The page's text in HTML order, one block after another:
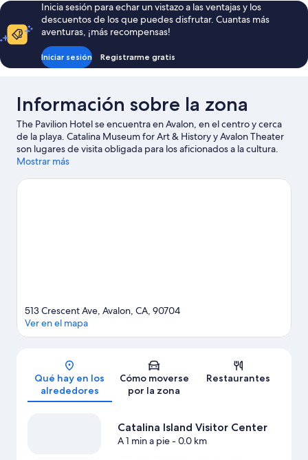
Inicia sesión para echar un vistazo a las ventajas y los
descuentos de los que puedes disfrutar. Cuantas más
aventuras, ¡más recompensas!
Iniciar sesión Registrarme gratis
Información sobre la zona
The Pavilion Hotel se encuentra en Avalon, en el centro y cerca
de la playa. Catalina Museum for Art & History y Avalon Theater
son lugares de visita obligada para los aficionados a la cultura.
También merece la pena acercarse a Green Pleasure Pier y
descubrir cuáles son las actividades de la zona, entre las que se
Mostrar más
Mapa
513 Crescent Ave, Avalon, CA, 90704
Ver en el mapa
Qué hay en los
alrededores
Cómo moverse
por la zona
Restaurantes
Catalina Island Visitor Center
A 1 min a pie- 0.0 km